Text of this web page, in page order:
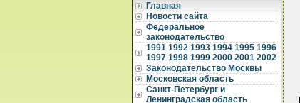
Главная
Новости сайта
Федеральное
законодательство
1991 1992 1993 1994 1995 1996
1997 1998 1999 2000 2001 2002
Законодательство Москвы
Московская область
Санкт-Петербург и
Ленинградская область